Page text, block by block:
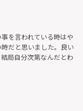
を言われている時はや
だと思いました。良い
局自分次第なんだとわ